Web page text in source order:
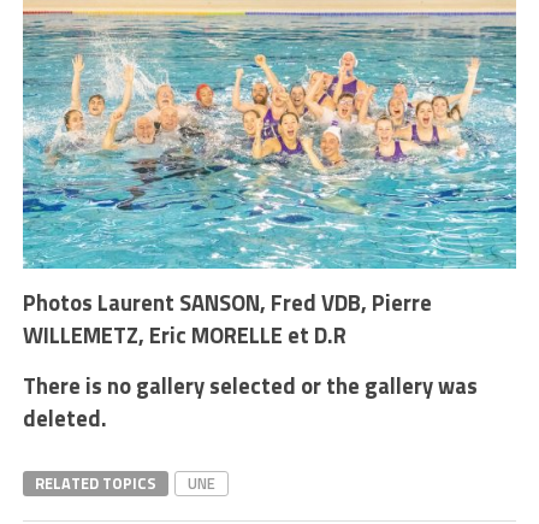
Photos Laurent SANSON, Fred VDB, Pierre
WILLEMETZ, Eric MORELLE et D.R
There is no gallery selected or the gallery was
deleted.
RELATED TOPICS UNE